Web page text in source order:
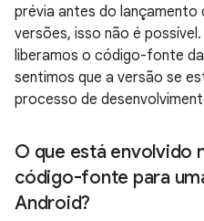
prévia antes do
versões, isso não é
liberamos o código-fonte
sentimos que a versão se
processo de
O que está envolvido
código-fonte para
Android?